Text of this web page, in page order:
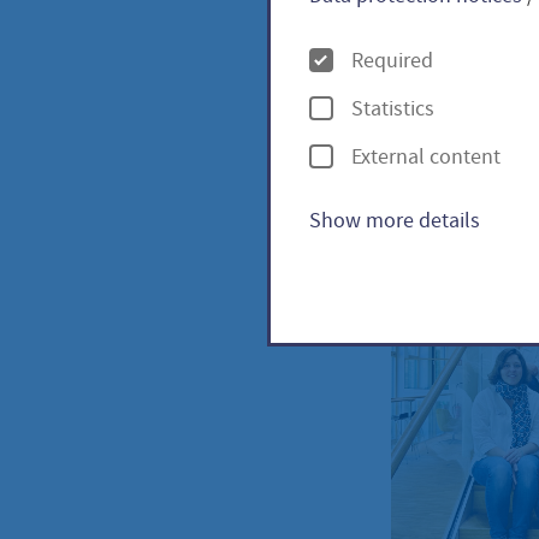
Zucchini
O
p
t
i
o
Required
Statistics
External content
Show more details